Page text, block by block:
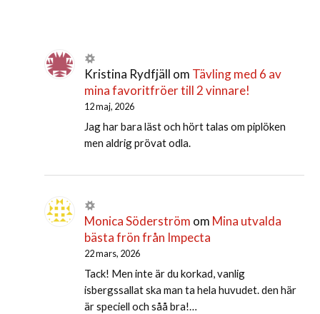
Kristina Rydfjäll om Tävling med 6 av
mina favoritfröer till 2 vinnare!
12 maj, 2026
Jag har bara läst och hört talas om piplöken
men aldrig prövat odla.
Monica Söderström om Mina utvalda
bästa frön från Impecta
22 mars, 2026
Tack! Men inte är du korkad, vanlig
isbergssallat ska man ta hela huvudet. den här
är speciell och såå bra!…